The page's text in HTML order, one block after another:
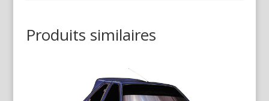
Produits similaires